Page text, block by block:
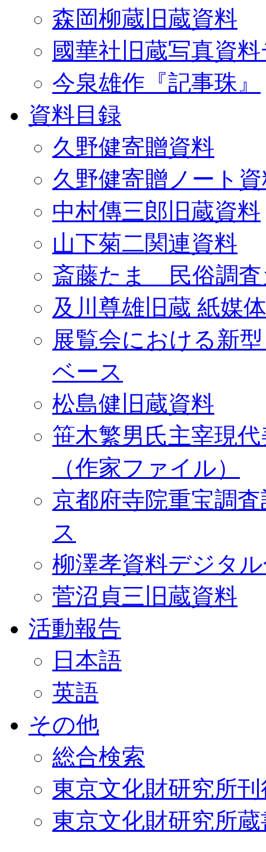
森岡柳蔵旧蔵資料
國華社旧蔵写真資
今泉雄作『記事珠』
資料目録
久野健寄贈資料
久野健寄贈ノート
中村傳三郎旧蔵資料
山下菊二関連資料
斎藤たま 民俗調査
及川尊雄旧蔵 紙媒
展覧会における新
ベース
松島健旧蔵資料
笹木繁男氏主宰現
（作家ファイル）
京都府寺院重宝調
ス
柳澤孝資料デジタ
菅沼貞三旧蔵資料
活動報告
日本語
英語
その他
総合検索
東京文化財研究所
東京文化財研究所